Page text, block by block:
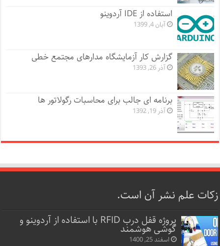
استفاده از IDE آردوینو
آبان 4, 1399
گزارش کار آزمایشگاه مدارهای مجتمع خطی
آذر 26, 1393
برنامه ای جالب برای محاسبات رگولاتور ها
آذر 19, 1392
زکات علم نشر آن است.
پروژه قفل‌ درب RFID با استفاده از آردوینو و
گوشی هوشمند
اسفند 25, 1400